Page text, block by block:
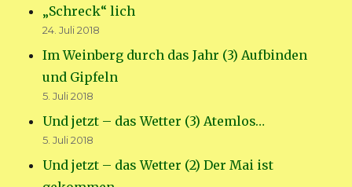
„Schreck“ lich
24. Juli 2018
Im Weinberg durch das Jahr (3) Aufbinden
und Gipfeln
5. Juli 2018
Und jetzt – das Wetter (3) Atemlos…
5. Juli 2018
Und jetzt – das Wetter (2) Der Mai ist